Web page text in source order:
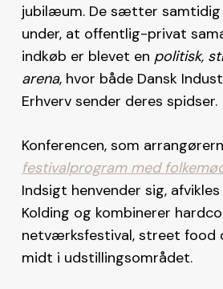
jubilæum. De sætter
under, at offentlig-privat
indkøb er blevet en politisk,
arena, hvor både Dansk
Erhverv sender deres spidser.
Konferencen, som
festivalprogram med
Indsigt henvender sig,
Kolding og kombinerer
netværksfestival, street food
midt i udstillingsområdet.